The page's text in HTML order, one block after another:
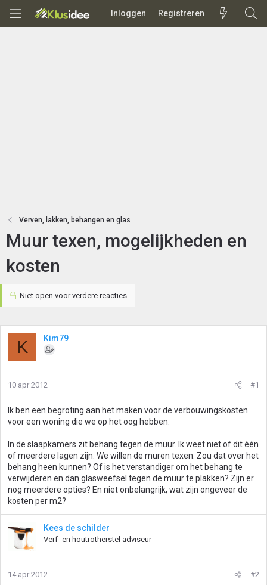
Inloggen Registreren
Verven, lakken, behangen en glas
Muur texen, mogelijkheden en
kosten
Niet open voor verdere reacties.
K Kim79
10 apr 2012 #1
Ik ben een begroting aan het maken voor de verbouwingskosten
voor een woning die we op het oog hebben.
In de slaapkamers zit behang tegen de muur. Ik weet niet of dit één
of meerdere lagen zijn. We willen de muren texen. Zou dat over het
behang heen kunnen? Of is het verstandiger om het behang te
verwijderen en dan glasweefsel tegen de muur te plakken? Zijn er
nog meerdere opties? En niet onbelangrijk, wat zijn ongeveer de
kosten per m2?
Kees de schilder
Verf- en houtrotherstel adviseur
14 apr 2012 #2